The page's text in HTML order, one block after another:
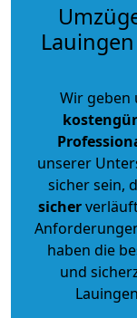
Wir geben
unserer
sicher sein,
sicher
haben die
und